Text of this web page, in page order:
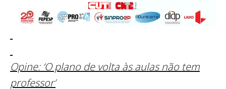
Opine: ‘O plano de volta às aulas não tem
professor’